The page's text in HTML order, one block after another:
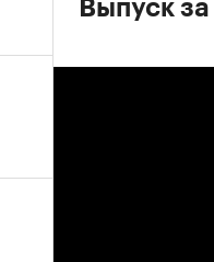
Выпуск